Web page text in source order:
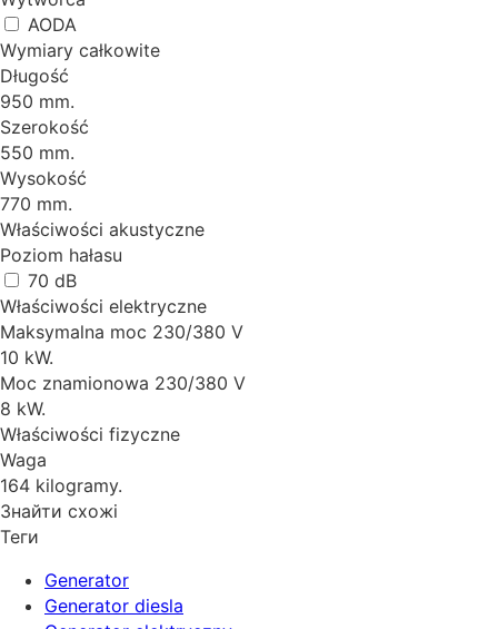
AODA
Wymiary całkowite
Długość
950 mm.
Szerokość
550 mm.
Wysokość
770 mm.
Właściwości akustyczne
Poziom hałasu
70 dB
Właściwości elektryczne
Maksymalna moc 230/380 V
10 kW.
Moc znamionowa 230/380 V
8 kW.
Właściwości fizyczne
Waga
164 kilogramy.
Знайти схожі
Теги
Generator
Generator diesla